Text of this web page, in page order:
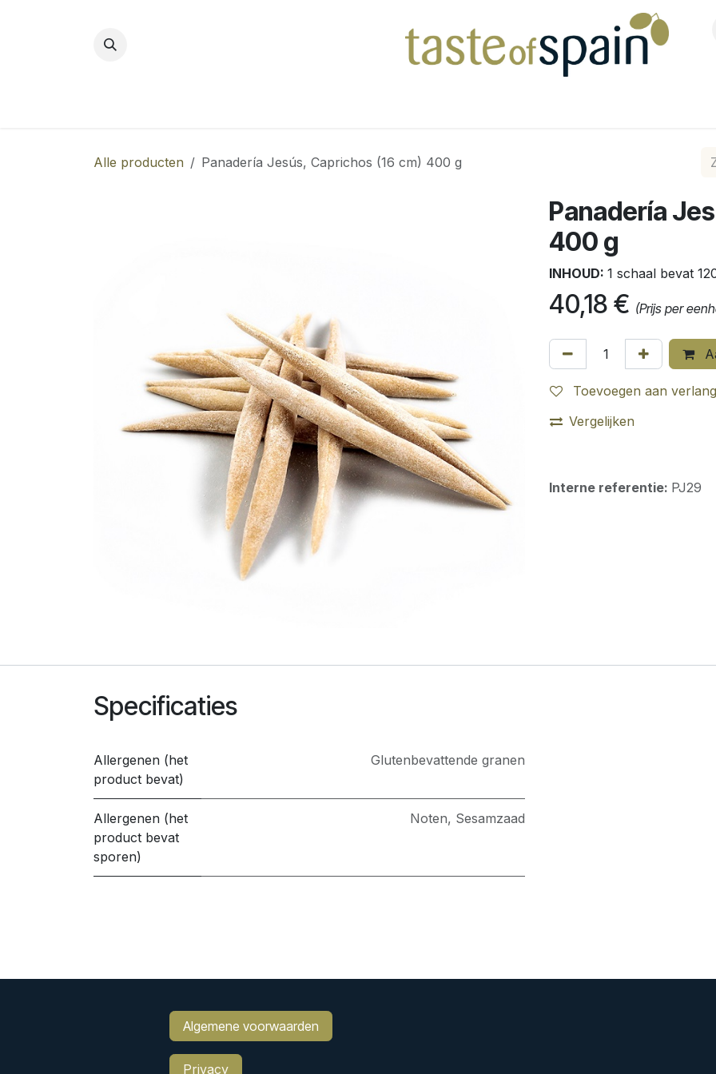
Alle producten Panadería Jesús, Caprichos (16 cm) 400 g
Panadería
400 g
INHOUD: 1 schaal bevat
40,18 € (Prijs per
Toevoegen aan
Vergelijken
Interne referentie: PJ29
Specificaties
Allergenen (het
product bevat)
Glutenbevattende granen
Allergenen (het
product bevat
sporen)
Noten, Sesamzaad
Algemene voorwaarden
Privacy